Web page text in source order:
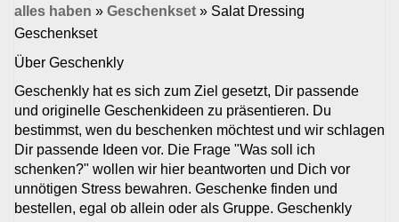
alles haben » Geschenkset » Salat Dressing
Geschenkset
Über Geschenkly
Geschenkly hat es sich zum Ziel gesetzt, Dir passende
und originelle Geschenkideen zu präsentieren. Du
bestimmst, wen du beschenken möchtest und wir schlagen
Dir passende Ideen vor. Die Frage "Was soll ich
schenken?" wollen wir hier beantworten und Dich vor
unnötigen Stress bewahren. Geschenke finden und
bestellen, egal ob allein oder als Gruppe. Geschenkly